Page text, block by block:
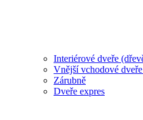
Interiérové dveře
Vnější vchodové
Zárubně
Dveře expres